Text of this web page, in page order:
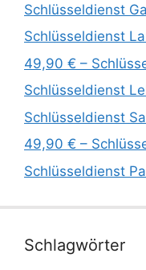
Schlüsseldienst
Schlüsseldienst
49,90 € –
Schlüsseldienst
Schlüsseldienst
49,90 € –
Schlüsseldienst
Schlagwörter